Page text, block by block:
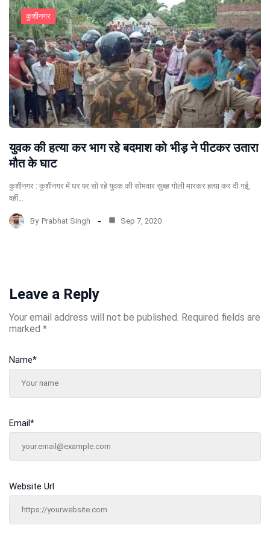
कुशीनगर
युवक की हत्या कर भाग रहे बदमाश को भीड़ ने पीटकर उतारा
मौत के घाट
कुशीनगर : कुशीनगर में घर पर सो रहे युवक की सोमवार सुबह गोली मारकर हत्‍या कर दी गई,
वहीं…
By Prabhat Singh Sep 7, 2020
Leave a Reply
Your email address will not be published. Required fields are
marked *
Name*
Email*
Website Url